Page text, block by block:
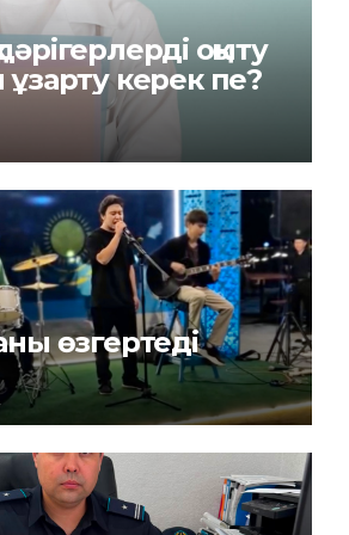
оқыту
ұзарту керек пе?
өзгертеді